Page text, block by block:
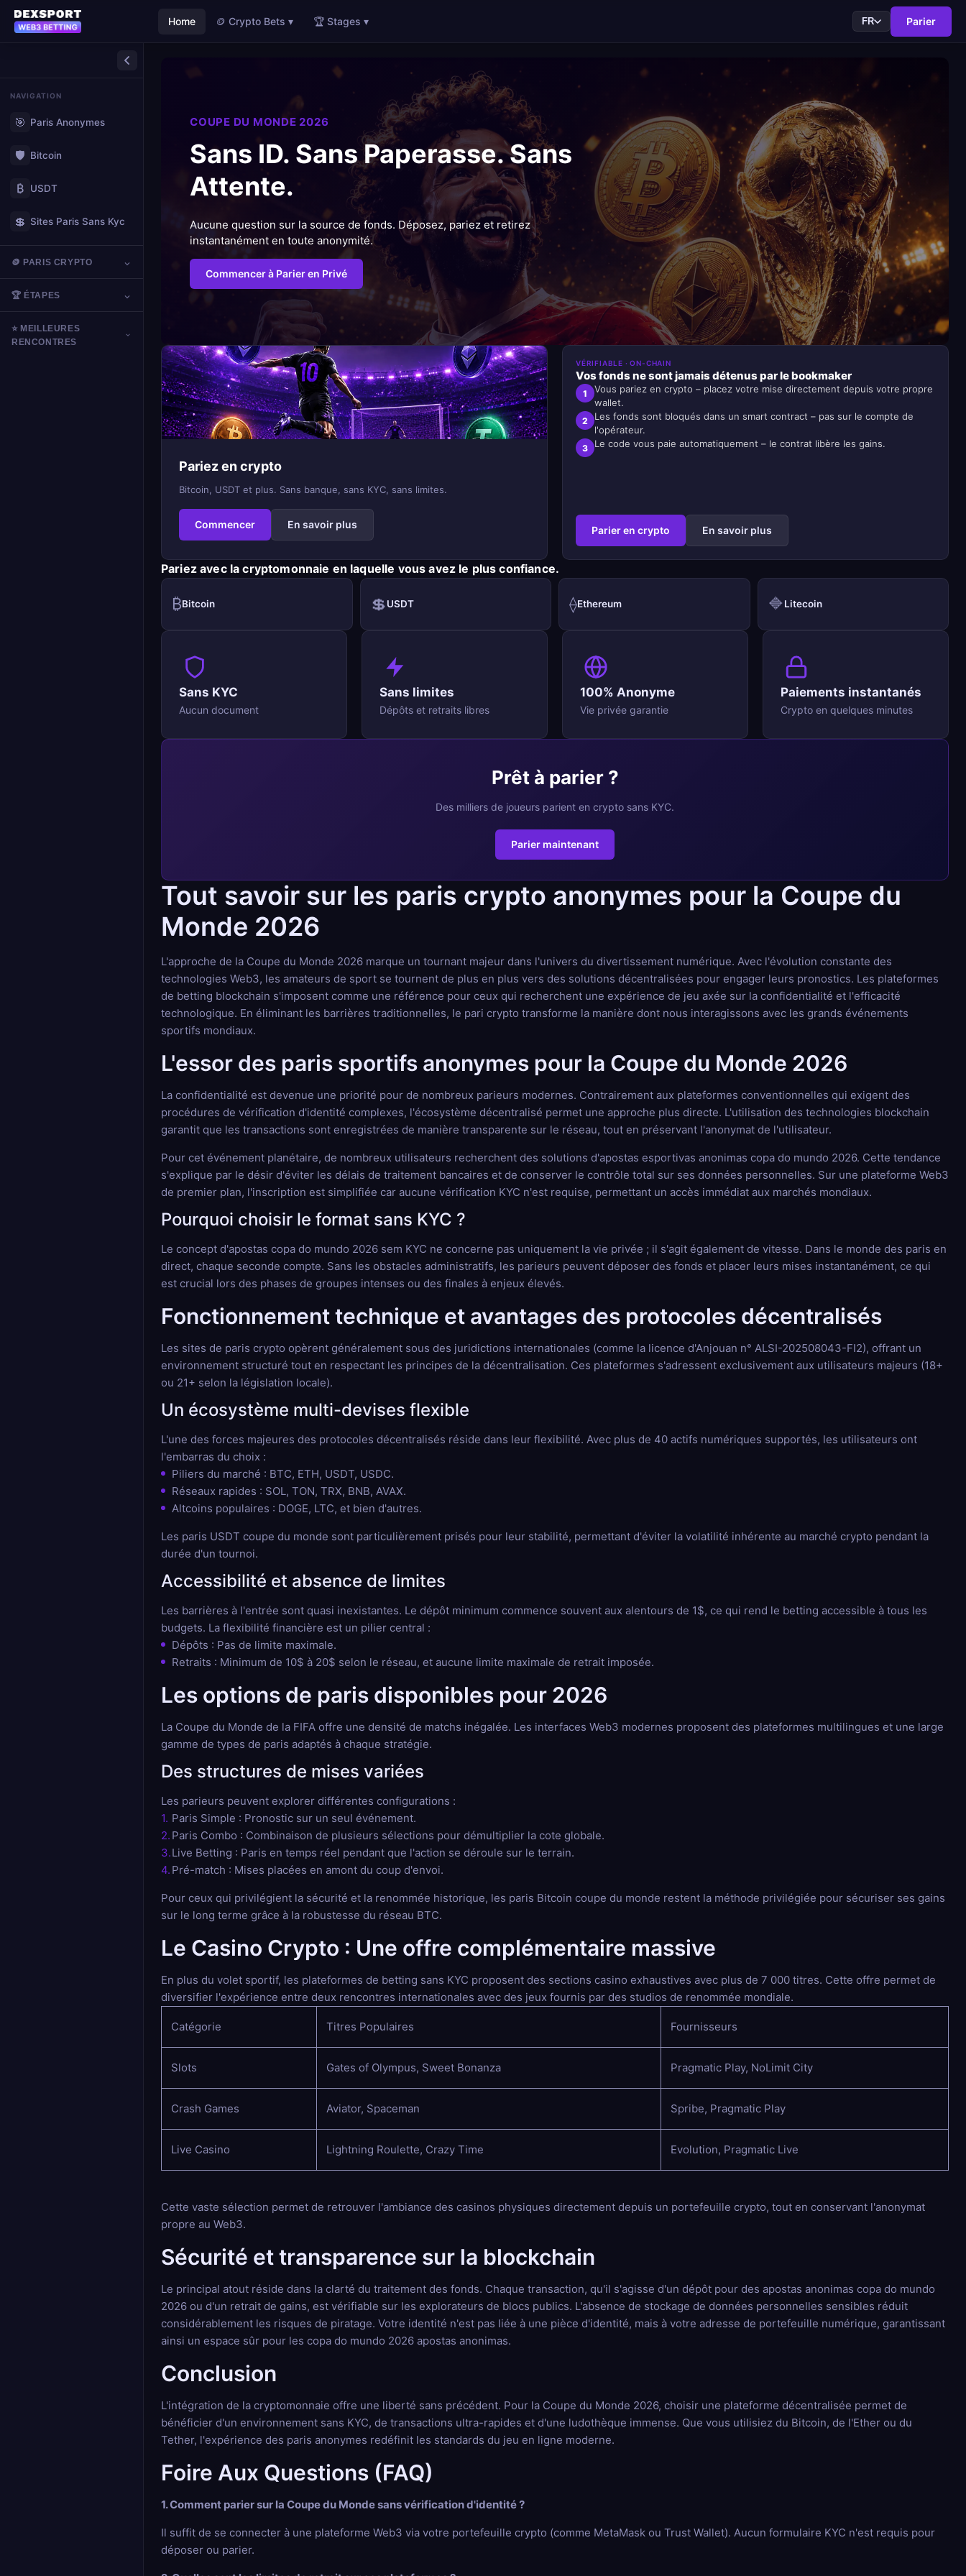
Home 🪙 Crypto Bets ▾ 🏆 Stages ▾ FR Parier
NAVIGATION
🎯 Paris Anonymes
🛡️ Bitcoin
₿ USDT
💲 Sites Paris Sans Kyc
🪙 PARIS CRYPTO
🏆 ÉTAPES
⭐ MEILLEURES
RENCONTRES
COUPE DU MONDE 2026
Sans ID. Sans Paperasse. Sans
Attente.
Aucune question sur la source de fonds. Déposez, pariez et retirez
instantanément en toute anonymité.
Commencer à Parier en Privé
Pariez avec la cryptomonnaie en laquelle vous avez le plus confiance.
₿Bitcoin 💲USDT ⟠Ethereum 🔷Litecoin
Pariez en crypto
Bitcoin, USDT et plus. Sans banque, sans KYC, sans limites.
Commencer En savoir plus
VÉRIFIABLE · ON-CHAIN
Vos fonds ne sont jamais détenus par le bookmaker
1
Vous pariez en crypto – placez votre mise directement depuis votre propre
wallet.
2
Les fonds sont bloqués dans un smart contract – pas sur le compte de
l'opérateur.
3 Le code vous paie automatiquement – le contrat libère les gains.
Parier en crypto En savoir plus
Sans KYC
Aucun document
Sans limites
Dépôts et retraits libres
100% Anonyme
Vie privée garantie
Paiements instantanés
Crypto en quelques minutes
Prêt à parier ?
Des milliers de joueurs parient en crypto sans KYC.
Parier maintenant
Tout savoir sur les paris crypto anonymes pour la Coupe du
Monde 2026
L'approche de la Coupe du Monde 2026 marque un tournant majeur dans l'univers du divertissement numérique. Avec l'évolution constante des
technologies Web3, les amateurs de sport se tournent de plus en plus vers des solutions décentralisées pour engager leurs pronostics. Les plateformes
de betting blockchain s'imposent comme une référence pour ceux qui recherchent une expérience de jeu axée sur la confidentialité et l'efficacité
technologique. En éliminant les barrières traditionnelles, le pari crypto transforme la manière dont nous interagissons avec les grands événements
sportifs mondiaux.
L'essor des paris sportifs anonymes pour la Coupe du Monde 2026
La confidentialité est devenue une priorité pour de nombreux parieurs modernes. Contrairement aux plateformes conventionnelles qui exigent des
procédures de vérification d'identité complexes, l'écosystème décentralisé permet une approche plus directe. L'utilisation des technologies blockchain
garantit que les transactions sont enregistrées de manière transparente sur le réseau, tout en préservant l'anonymat de l'utilisateur.
Pour cet événement planétaire, de nombreux utilisateurs recherchent des solutions d'apostas esportivas anonimas copa do mundo 2026. Cette tendance
s'explique par le désir d'éviter les délais de traitement bancaires et de conserver le contrôle total sur ses données personnelles. Sur une plateforme Web3
de premier plan, l'inscription est simplifiée car aucune vérification KYC n'est requise, permettant un accès immédiat aux marchés mondiaux.
Pourquoi choisir le format sans KYC ?
Le concept d'apostas copa do mundo 2026 sem KYC ne concerne pas uniquement la vie privée ; il s'agit également de vitesse. Dans le monde des paris en
direct, chaque seconde compte. Sans les obstacles administratifs, les parieurs peuvent déposer des fonds et placer leurs mises instantanément, ce qui
est crucial lors des phases de groupes intenses ou des finales à enjeux élevés.
Fonctionnement technique et avantages des protocoles décentralisés
Les sites de paris crypto opèrent généralement sous des juridictions internationales (comme la licence d'Anjouan n° ALSI-202508043-FI2), offrant un
environnement structuré tout en respectant les principes de la décentralisation. Ces plateformes s'adressent exclusivement aux utilisateurs majeurs (18+
ou 21+ selon la législation locale).
Un écosystème multi-devises flexible
L'une des forces majeures des protocoles décentralisés réside dans leur flexibilité. Avec plus de 40 actifs numériques supportés, les utilisateurs ont
l'embarras du choix :
Piliers du marché : BTC, ETH, USDT, USDC.
Réseaux rapides : SOL, TON, TRX, BNB, AVAX.
Altcoins populaires : DOGE, LTC, et bien d'autres.
Les paris USDT coupe du monde sont particulièrement prisés pour leur stabilité, permettant d'éviter la volatilité inhérente au marché crypto pendant la
durée d'un tournoi.
Accessibilité et absence de limites
Les barrières à l'entrée sont quasi inexistantes. Le dépôt minimum commence souvent aux alentours de 1$, ce qui rend le betting accessible à tous les
budgets. La flexibilité financière est un pilier central :
Dépôts : Pas de limite maximale.
Retraits : Minimum de 10$ à 20$ selon le réseau, et aucune limite maximale de retrait imposée.
Les options de paris disponibles pour 2026
La Coupe du Monde de la FIFA offre une densité de matchs inégalée. Les interfaces Web3 modernes proposent des plateformes multilingues et une large
gamme de types de paris adaptés à chaque stratégie.
Des structures de mises variées
Les parieurs peuvent explorer différentes configurations :
Paris Simple : Pronostic sur un seul événement.
Paris Combo : Combinaison de plusieurs sélections pour démultiplier la cote globale.
Live Betting : Paris en temps réel pendant que l'action se déroule sur le terrain.
Pré-match : Mises placées en amont du coup d'envoi.
Pour ceux qui privilégient la sécurité et la renommée historique, les paris Bitcoin coupe du monde restent la méthode privilégiée pour sécuriser ses gains
sur le long terme grâce à la robustesse du réseau BTC.
Le Casino Crypto : Une offre complémentaire massive
En plus du volet sportif, les plateformes de betting sans KYC proposent des sections casino exhaustives avec plus de 7 000 titres. Cette offre permet de
diversifier l'expérience entre deux rencontres internationales avec des jeux fournis par des studios de renommée mondiale.
Catégorie Titres Populaires Fournisseurs
Slots Gates of Olympus, Sweet Bonanza Pragmatic Play, NoLimit City
Crash Games Aviator, Spaceman Spribe, Pragmatic Play
Live Casino Lightning Roulette, Crazy Time Evolution, Pragmatic Live
Cette vaste sélection permet de retrouver l'ambiance des casinos physiques directement depuis un portefeuille crypto, tout en conservant l'anonymat
propre au Web3.
Sécurité et transparence sur la blockchain
Le principal atout réside dans la clarté du traitement des fonds. Chaque transaction, qu'il s'agisse d'un dépôt pour des apostas anonimas copa do mundo
2026 ou d'un retrait de gains, est vérifiable sur les explorateurs de blocs publics. L'absence de stockage de données personnelles sensibles réduit
considérablement les risques de piratage. Votre identité n'est pas liée à une pièce d'identité, mais à votre adresse de portefeuille numérique, garantissant
ainsi un espace sûr pour les copa do mundo 2026 apostas anonimas.
Conclusion
L'intégration de la cryptomonnaie offre une liberté sans précédent. Pour la Coupe du Monde 2026, choisir une plateforme décentralisée permet de
bénéficier d'un environnement sans KYC, de transactions ultra-rapides et d'une ludothèque immense. Que vous utilisiez du Bitcoin, de l'Ether ou du
Tether, l'expérience des paris anonymes redéfinit les standards du jeu en ligne moderne.
Foire Aux Questions (FAQ)
1. Comment parier sur la Coupe du Monde sans vérification d'identité ?
Il suffit de se connecter à une plateforme Web3 via votre portefeuille crypto (comme MetaMask ou Trust Wallet). Aucun formulaire KYC n'est requis pour
déposer ou parier.